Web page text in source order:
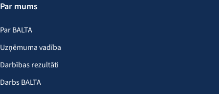
Par mums
Par BALTA
Uzņēmuma vadība
Darbības rezultāti
Darbs BALTA